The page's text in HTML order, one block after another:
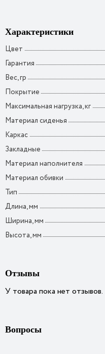
Характеристики
Цвет
Гарантия
Вес, гр
Покрытие
Максимальная нагрузка, кг
Материал сиденья
Каркас
Закладные
Материал наполнителя
Материал обивки
Тип
Длина, мм
Ширина, мм
Высота, мм
Отзывы
У товара пока нет отзывов.
Вопросы